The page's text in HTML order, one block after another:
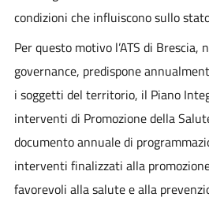
condizioni che influiscono sullo
Per questo motivo l’ATS di Brescia,
governance, predispone
i soggetti del territorio, il Piano
interventi di Promozione della
documento annuale di
interventi finalizzati alla
favorevoli alla salute e alla